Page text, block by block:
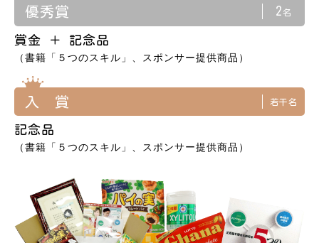
優秀賞 2 名
賞金 ＋ 記念品
（書籍「５つのスキル」、スポンサー提供商品）
入 賞 若干名
記念品
（書籍「５つのスキル」、スポンサー提供商品）